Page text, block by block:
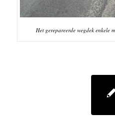
Het gerepareerde wegdek enkele